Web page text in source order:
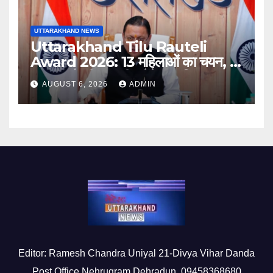
UTTARAKHAND NEWS
Uttarakhand Tilu Rauteli
Award 2026: 13 महिलाओं का चयन, 8
अगस्त को सीएम धामी करेंगे सम्मानित
AUGUST 6, 2026 ADMIN
Editor: Ramesh Chandra Uniyal 21-Divya Vihar Danda